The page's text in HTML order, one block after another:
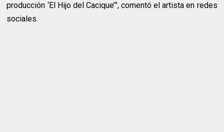
producción ‘El Hijo del Cacique’”, comentó el artista en redes
sociales.